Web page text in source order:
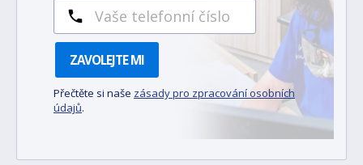
ZAVOLEJTE MI
Přečtěte si naše zásady pro zpracování osobních
údajů.